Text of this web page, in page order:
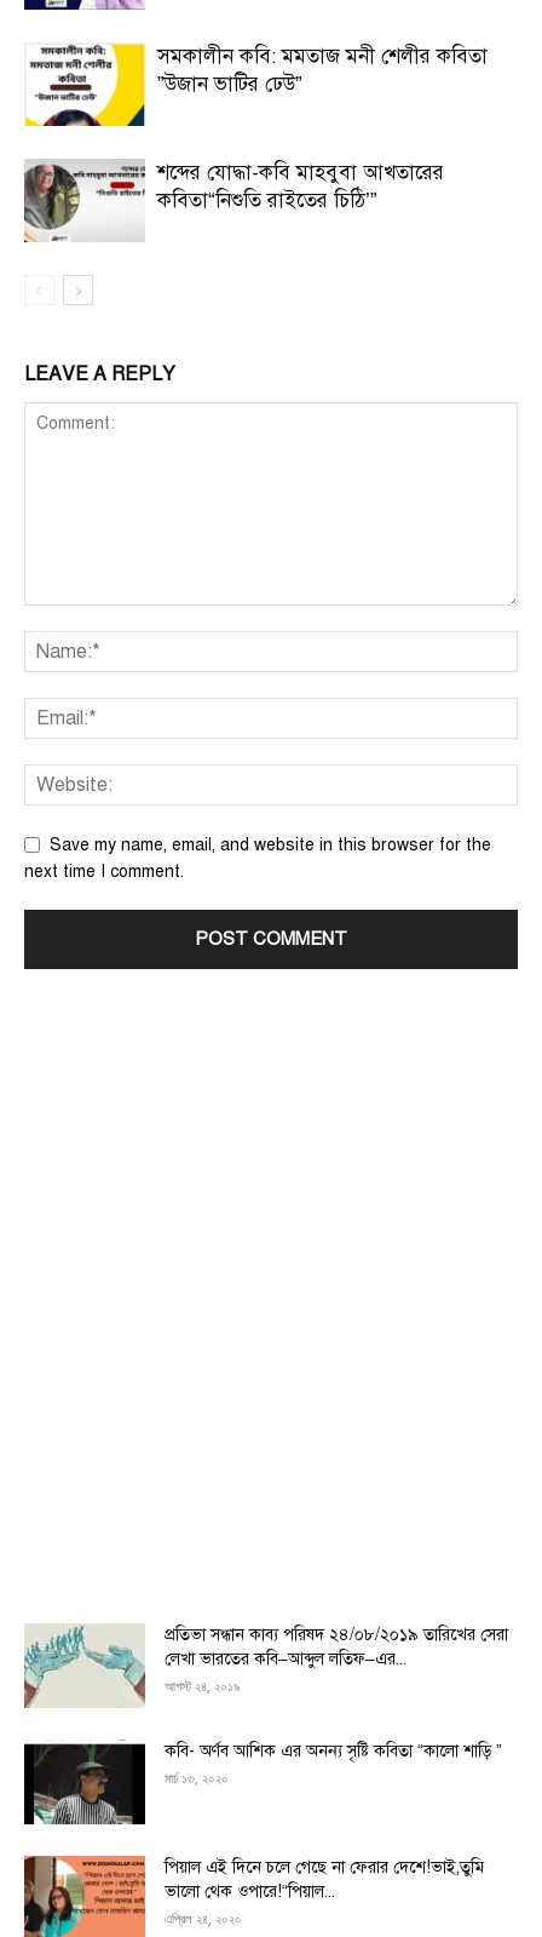
সমকালীন কবি: মমতাজ মনী শেলীর কবিতা
”উজান ভাটির ঢেউ”
শব্দের যোদ্ধা-কবি মাহবুবা আখতারের
কবিতা“নিশুতি রাইতের চিঠি’”
LEAVE A REPLY
Save my name, email, and website in this browser for the
next time I comment.
প্রতিভা সন্ধান কাব্য পরিষদ ২৪/০৮/২০১৯ তারিখের সেরা
লেখা ভারতের কবি–আব্দুল লতিফ–এর...
আগস্ট ২৪, ২০১৯
কবি- অর্ণব আশিক এর অনন্য সৃষ্টি কবিতা “কালো শাড়ি ”
মার্চ ১৩, ২০২০
পিয়াল এই দিনে চলে গেছে না ফেরার দেশে!ভাই,তুমি
ভালো থেক ওপারে!“পিয়াল...
এপ্রিল ২৪, ২০২০